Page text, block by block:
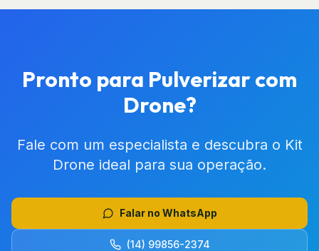
Pronto para Pulverizar com
Drone?
Fale com um especialista e descubra o Kit
Drone ideal para sua operação.
Falar no WhatsApp
(14) 99856-2374